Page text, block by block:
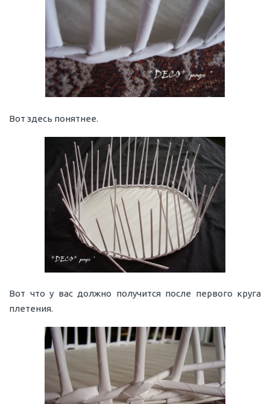
Вот здесь понятнее.
Вот что у вас должно получится после первого круга
плетения.